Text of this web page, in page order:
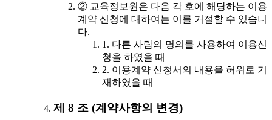
② 교육정보원은 다음 각 호에 해당하는 이용
계약 신청에 대하여는 이를 거절할 수 있습니
다.
1. 다른 사람의 명의를 사용하여 이용신
청을 하였을 때
2. 이용계약 신청서의 내용을 허위로 기
재하였을 때
제 8 조 (계약사항의 변경)